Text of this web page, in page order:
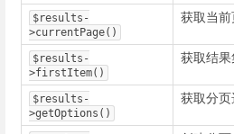
$results-
>currentPage()
获取当
$results-
>firstItem()
获取结
$results-
>getOptions()
获取分页